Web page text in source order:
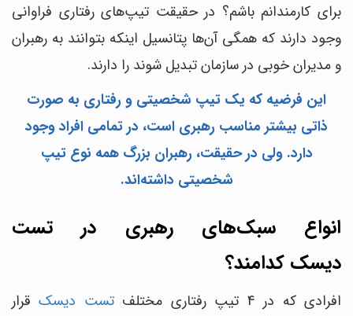
برای کارمندانم باشم؟ در حقیقت تیپ‌های رفتاری فراوانی
وجود دارند که همگی آن‌ها پتانسیل اینکه بتوانند به رهبران
و مدیران خوبی در سازمان تبدیل شوند را دارند.
این فرضیه که یک تیپ شخصیتی و رفتاری به صورت
ذاتی بیشتر مناسب رهبری است، در تمامی افراد وجود
دارد. ولی در حقیقت، رهبران بزرگ همه نوع تیپ
شخصیتی داشته‌اند.
انواع سبک‌های رهبری در تست
دیسک کدامند؟
افرادی که در 4 تیپ رفتاری مختلف تست دیسک قرار